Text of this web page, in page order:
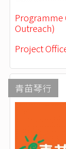
Programme
Outreach)
Project
青苗琴行